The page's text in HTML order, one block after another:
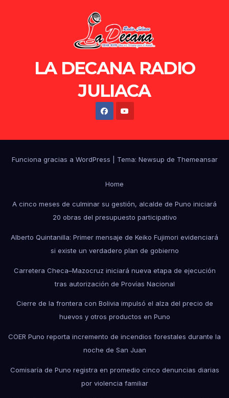
LA DECANA RADIO
JULIACA
Funciona gracias a WordPress Tema: Newsup de Themeansar
Home
A cinco meses de culminar su gestión, alcalde de Puno iniciará
20 obras del presupuesto participativo
Alberto Quintanilla: Primer mensaje de Keiko Fujimori evidenciará
si existe un verdadero plan de gobierno
Carretera Checa–Mazocruz iniciará nueva etapa de ejecución
tras autorización de Provías Nacional
Cierre de la frontera con Bolivia impulsó el alza del precio de
huevos y otros productos en Puno
COER Puno reporta incremento de incendios forestales durante la
noche de San Juan
Comisaría de Puno registra en promedio cinco denuncias diarias
por violencia familiar